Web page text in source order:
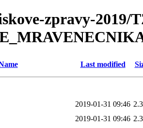
zpravy-2019/
Last modified
2019-01-31 09:46
2019-01-31 09:46